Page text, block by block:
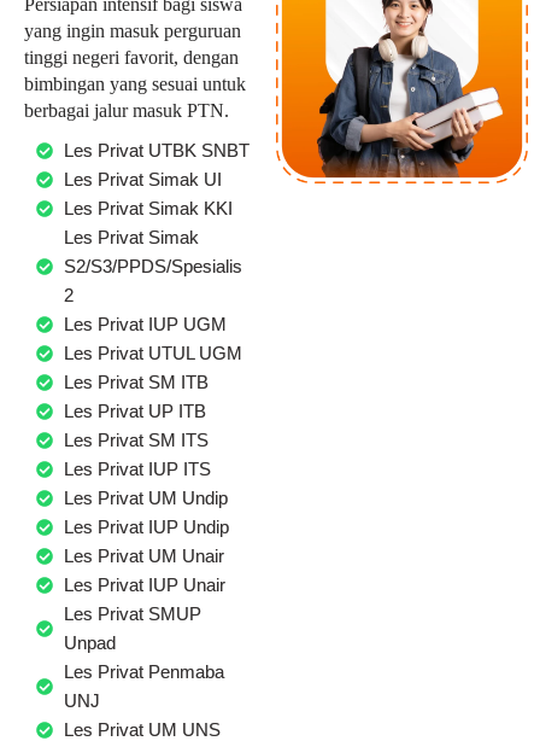
yang ingin masuk perguruan
tinggi negeri favorit, dengan
bimbingan yang sesuai untuk
berbagai jalur masuk PTN.
Les Privat UTBK SNBT
Les Privat Simak UI
Les Privat Simak KKI
Les Privat Simak
S2/S3/PPDS/Spesialis
2
Les Privat IUP UGM
Les Privat UTUL UGM
Les Privat SM ITB
Les Privat UP ITB
Les Privat SM ITS
Les Privat IUP ITS
Les Privat UM Undip
Les Privat IUP Undip
Les Privat UM Unair
Les Privat IUP Unair
Les Privat SMUP
Unpad
Les Privat Penmaba
UNJ
Les Privat UM UNS